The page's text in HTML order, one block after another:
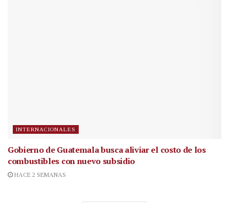
INTERNACIONALES
Gobierno de Guatemala busca aliviar el costo de los
combustibles con nuevo subsidio
HACE 2 SEMANAS